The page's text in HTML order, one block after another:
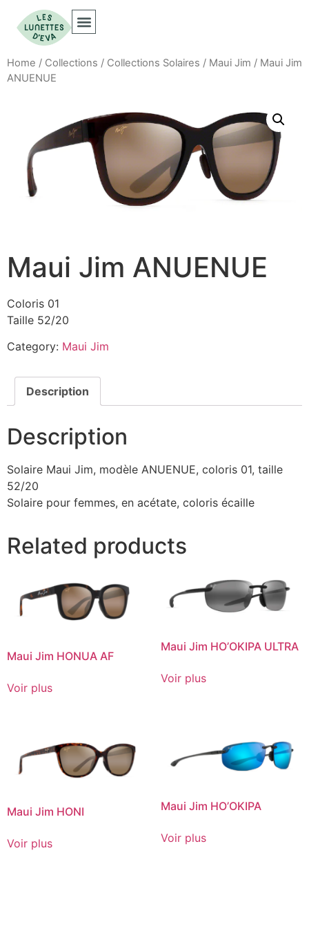
Home / Collections / Collections Solaires / Maui Jim / Maui Jim
ANUENUE
Maui Jim ANUENUE
Coloris 01
Taille 52/20
Category: Maui Jim
Description
Description
Solaire Maui Jim, modèle ANUENUE, coloris 01, taille
52/20
Solaire pour femmes, en acétate, coloris écaille
Related products
Maui Jim HONUA AF
Voir plus
Maui Jim HO’OKIPA ULTRA
Voir plus
Maui Jim HONI
Voir plus
Maui Jim HO’OKIPA
Voir plus